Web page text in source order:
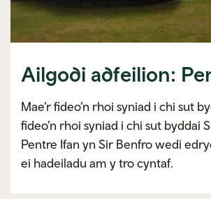
Ailgodi adfeilion:
Mae’r fideo’n rhoi syniad i chi sut
fideo’n rhoi syniad i chi sut byddai
Pentre Ifan yn Sir Benfro wedi
ei hadeiladu am y tro cyntaf.